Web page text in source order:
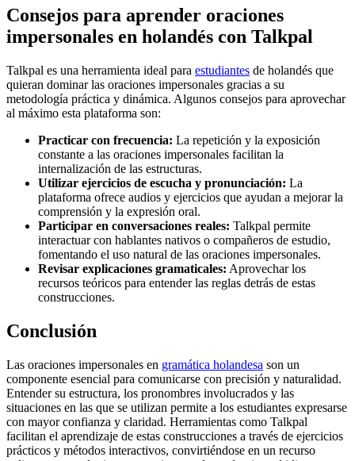
Consejos para aprender oraciones
impersonales en holandés con Talkpal
Talkpal es una herramienta ideal para estudiantes de holandés que
quieran dominar las oraciones impersonales gracias a su
metodología práctica y dinámica. Algunos consejos para aprovechar
al máximo esta plataforma son:
Practicar con frecuencia: La repetición y la exposición
constante a las oraciones impersonales facilitan la
internalización de las estructuras.
Utilizar ejercicios de escucha y pronunciación: La
plataforma ofrece audios y ejercicios que ayudan a mejorar la
comprensión y la expresión oral.
Participar en conversaciones reales: Talkpal permite
interactuar con hablantes nativos o compañeros de estudio,
fomentando el uso natural de las oraciones impersonales.
Revisar explicaciones gramaticales: Aprovechar los
recursos teóricos para entender las reglas detrás de estas
construcciones.
Conclusión
Las oraciones impersonales en gramática holandesa son un
componente esencial para comunicarse con precisión y naturalidad.
Entender su estructura, los pronombres involucrados y las
situaciones en las que se utilizan permite a los estudiantes expresarse
con mayor confianza y claridad. Herramientas como Talkpal
facilitan el aprendizaje de estas construcciones a través de ejercicios
prácticos y métodos interactivos, convirtiéndose en un recurso